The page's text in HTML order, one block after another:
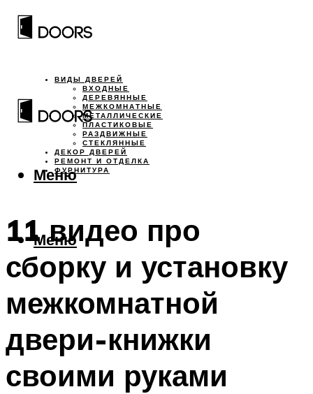
ВИДЫ ДВЕРЕЙ
ВХОДНЫЕ
ДЕРЕВЯННЫЕ
МЕЖКОМНАТНЫЕ
МЕТАЛЛИЧЕСКИЕ
ПЛАСТИКОВЫЕ
РАЗДВИЖНЫЕ
СТЕКЛЯННЫЕ
ДЕКОР ДВЕРЕЙ
РЕМОНТ И ОТДЕЛКА
ФУРНИТУРА
Меню
Меню
11 видео про
сборку и установку
межкомнатной
двери-книжки
своими руками